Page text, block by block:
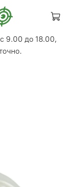
9.00 до 18.00,